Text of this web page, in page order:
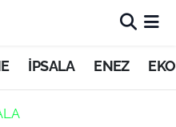
İPSALA ENEZ